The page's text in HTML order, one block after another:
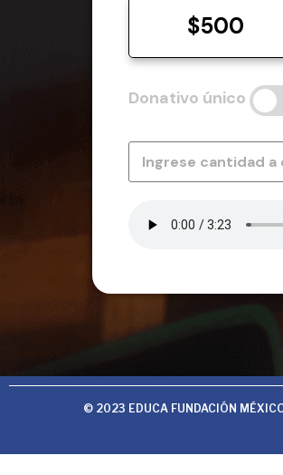
$500
Donativo único
© 2023 EDUCA FUNDACIÓN